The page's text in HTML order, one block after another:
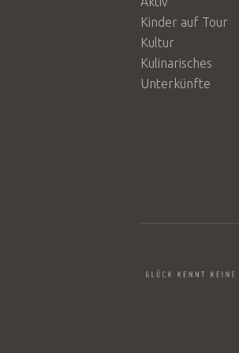
Kinder auf Tour
Kultur
Kulinarisches
Unterkünfte